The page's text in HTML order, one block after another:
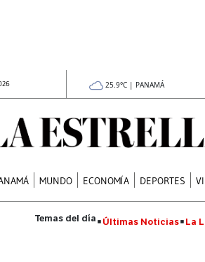
25.9°C | PANAMÁ
MUNDO ECONOMÍA DEPORTES
Últimas Noticias La